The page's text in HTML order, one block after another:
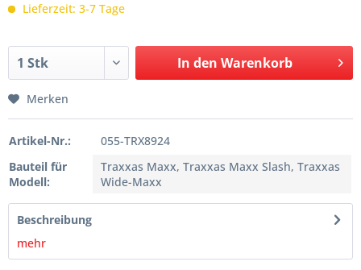
Lieferzeit: 3-7 Tage
In den Warenkorb
Merken
Artikel-Nr.:
055-TRX8924
Bauteil für
Modell:
Traxxas Maxx, Traxxas Maxx Slash, Traxxas
Wide-Maxx
Beschreibung
mehr